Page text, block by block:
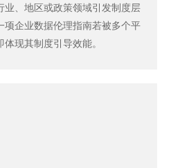
业、地区或政策领域引发制度层
项企业数据伦理指南若被多个平
现其制度引导效能。